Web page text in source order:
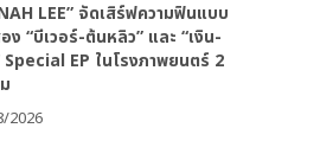
LEE” จัดเสิร์ฟความฟินแบบ
“บีเวอร์-ต้นหลิว” และ “เงิน-
Special EP ในโรงภาพยนตร์ 2
2026